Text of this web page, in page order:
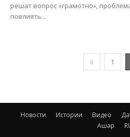
решат вопрос «грамотно»,
повлиять...
1
Новости Истории Видео
Ашар